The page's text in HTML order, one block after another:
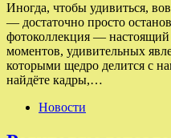
Иногда, чтобы удивиться,
— достаточно просто
фотоколлекция —
моментов, удивительных
которыми щедро делится с
найдёте кадры,…
Новости